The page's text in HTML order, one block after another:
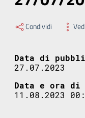
Condividi
Data di
27.07.2023
Data e ora di
11.08.2023